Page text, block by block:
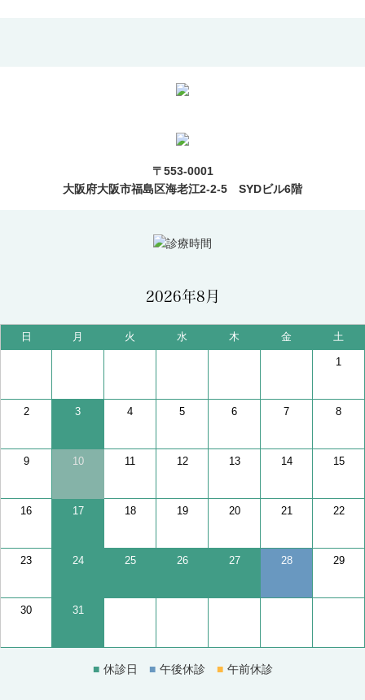
〒553-0001
大阪府大阪市福島区海老江2-2-5 SYDビル6階
2026年8月
日 月 火 水 木 金 土
1
2 3 4 5 6 7 8
9 10 11 12 13 14 15
16 17 18 19 20 21 22
23 24 25 26 27 28 29
30 31
休診日 午後休診 午前休診